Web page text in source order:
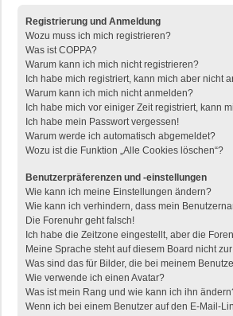
Registrierung und Anmeldung
Wozu muss ich mich registrieren?
Was ist COPPA?
Warum kann ich mich nicht registrieren?
Ich habe mich registriert, kann mich aber nicht
Warum kann ich mich nicht anmelden?
Ich habe mich vor einiger Zeit registriert, kann
Ich habe mein Passwort vergessen!
Warum werde ich automatisch abgemeldet?
Wozu ist die Funktion „Alle Cookies löschen“?
Benutzerpräferenzen und -einstellungen
Wie kann ich meine Einstellungen ändern?
Wie kann ich verhindern, dass mein
Die Forenuhr geht falsch!
Ich habe die Zeitzone eingestellt, aber die
Meine Sprache steht auf diesem Board nicht
Was sind das für Bilder, die bei meinem
Wie verwende ich einen Avatar?
Was ist mein Rang und wie kann ich ihn
Wenn ich bei einem Benutzer auf den E-Mail-